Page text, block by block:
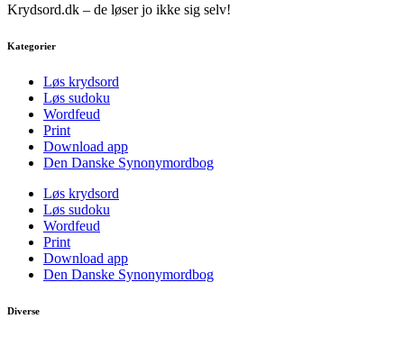
Krydsord.dk – de løser jo ikke sig selv!
Kategorier
Løs krydsord
Løs sudoku
Wordfeud
Print
Download app
Den Danske Synonymordbog
Løs krydsord
Løs sudoku
Wordfeud
Print
Download app
Den Danske Synonymordbog
Diverse